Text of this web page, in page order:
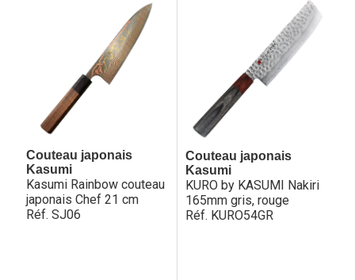
Couteau japonais
Kasumi
Kasumi Rainbow couteau
japonais Chef 21 cm
Réf. SJ06
Couteau japonais
Kasumi
KURO by KASUMI Nakiri
165mm gris, rouge
Réf. KURO54GR